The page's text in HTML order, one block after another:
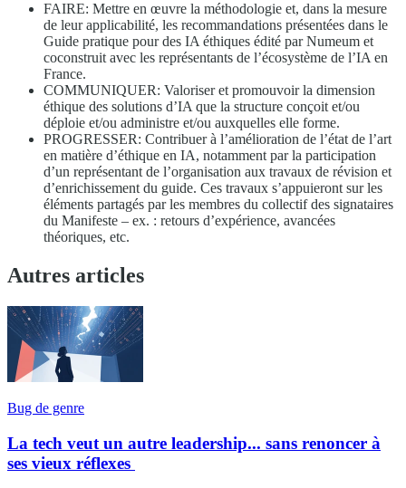
FAIRE: Mettre en œuvre la méthodologie et, dans la mesure
de leur applicabilité, les recommandations présentées dans le
Guide pratique pour des IA éthiques édité par Numeum et
coconstruit avec les représentants de l’écosystème de l’IA en
France.
COMMUNIQUER: Valoriser et promouvoir la dimension
éthique des solutions d’IA que la structure conçoit et/ou
déploie et/ou administre et/ou auxquelles elle forme.
PROGRESSER: Contribuer à l’amélioration de l’état de l’art
en matière d’éthique en IA, notamment par la participation
d’un représentant de l’organisation aux travaux de révision et
d’enrichissement du guide. Ces travaux s’appuieront sur les
éléments partagés par les membres du collectif des signataires
du Manifeste – ex. : retours d’expérience, avancées
théoriques, etc.
Autres articles
Bug de genre
La tech veut un autre leadership... sans renoncer à
ses vieux réflexes